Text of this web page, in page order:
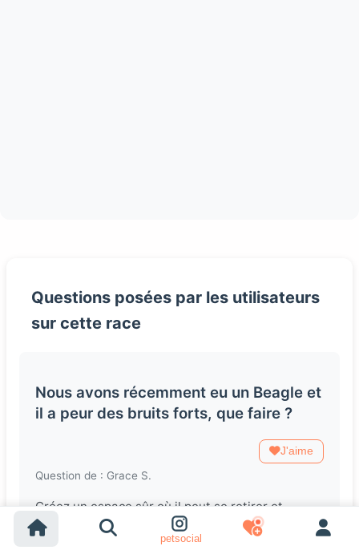
petsocial
Questions posées par les utilisateurs
sur cette race
Nous avons récemment eu un Beagle et
il a peur des bruits forts, que faire ?
J'aime
Question de : Grace S.
Créez un espace sûr où il peut se retirer et
utilisez des techniques de désensibilisation pour
l'habituer lentement aux bruits.